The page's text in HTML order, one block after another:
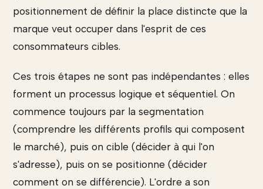
positionnement de définir la place distincte que la
marque veut occuper dans l'esprit de ces
consommateurs cibles.
Ces trois étapes ne sont pas indépendantes : elles
forment un processus logique et séquentiel. On
commence toujours par la segmentation
(comprendre les différents profils qui composent
le marché), puis on cible (décider à qui l'on
s'adresse), puis on se positionne (décider
comment on se différencie). L'ordre a son